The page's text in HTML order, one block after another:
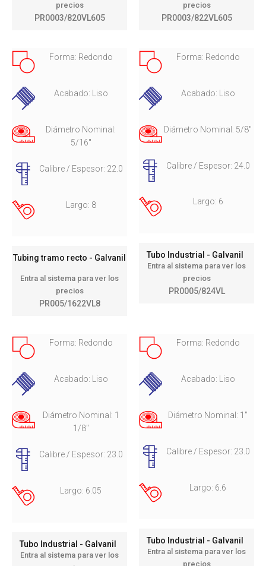
precios
PR0003/820VL605
precios
PR0003/822VL605
Forma: Redondo
Acabado: Liso
Diámetro Nominal:
5/16"
Calibre / Espesor: 22.0
Largo: 8
Tubing tramo recto - Galvanil
Entra al sistema para ver los
precios
PR005/1622VL8
Forma: Redondo
Acabado: Liso
Diámetro Nominal: 5/8"
Calibre / Espesor: 24.0
Largo: 6
Tubo Industrial - Galvanil
Entra al sistema para ver los
precios
PR0005/824VL
Forma: Redondo
Acabado: Liso
Diámetro Nominal: 1
1/8"
Calibre / Espesor: 23.0
Largo: 6.05
Tubo Industrial - Galvanil
Entra al sistema para ver los
Forma: Redondo
Acabado: Liso
Diámetro Nominal: 1"
Calibre / Espesor: 23.0
Largo: 6.6
Tubo Industrial - Galvanil
Entra al sistema para ver los
precios